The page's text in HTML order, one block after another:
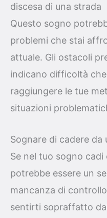
discesa di una strada
Questo sogno
problemi che stai
attuale. Gli ostacoli
indicano difficoltà
raggiungere le tue
situazioni
Sognare di cadere da
Se nel tuo sogno cadi
potrebbe essere un
mancanza di
sentirti sopraffatto